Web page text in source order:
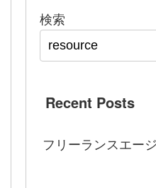
検索
Recent Posts
フリーランスエー